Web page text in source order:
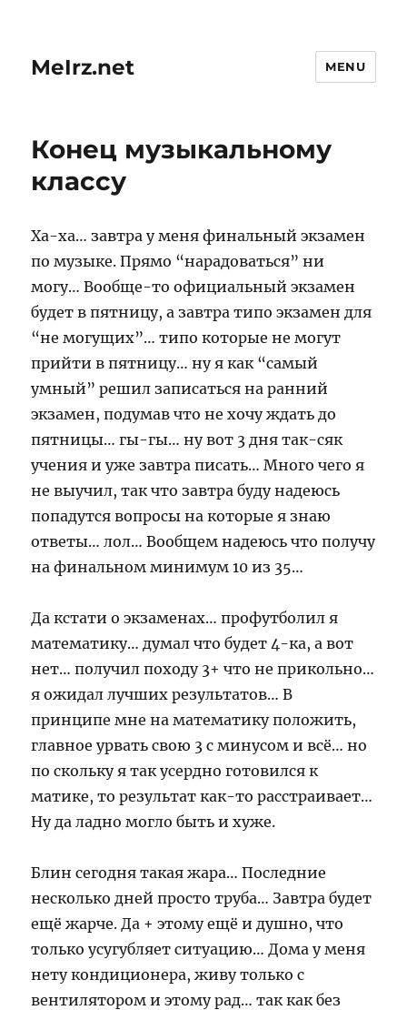
MeIrz.net MENU
Конец музыкальному
классу
Ха-ха… завтра у меня финальный экзамен
по музыке. Прямо “нарадоваться” ни
могу… Вообще-то официальный экзамен
будет в пятницу, а завтра типо экзамен для
“не могущих”… типо которые не могут
прийти в пятницу… ну я как “самый
умный” решил записаться на ранний
экзамен, подумав что не хочу ждать до
пятницы… гы-гы… ну вот 3 дня так-сяк
учения и уже завтра писать… Много чего я
не выучил, так что завтра буду надеюсь
попадутся вопросы на которые я знаю
ответы… лол… Вообщем надеюсь что получу
на финальном минимум 10 из 35…
Да кстати о экзаменах… профутболил я
математику… думал что будет 4-ка, а вот
нет… получил походу 3+ что не прикольно…
я ожидал лучших результатов… В
принципе мне на математику положить,
главное урвать свою 3 с минусом и всё… но
по скольку я так усердно готовился к
матике, то результат как-то расстраивает…
Ну да ладно могло быть и хуже.
Блин сегодня такая жара… Последние
несколько дней просто труба… Завтра будет
ещё жарче. Да + этому ещё и душно, что
только усугубляет ситуацию… Дома у меня
нету кондиционера, живу только с
вентилятором и этому рад… так как без